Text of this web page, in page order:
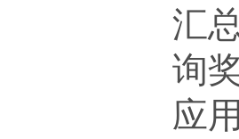
汇
询
应